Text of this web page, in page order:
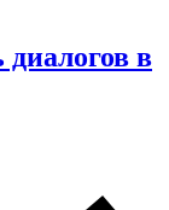
диалогов в